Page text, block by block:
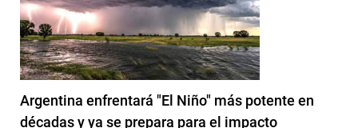
Argentina enfrentará "El Niño" más potente en
décadas y ya se prepara para el impacto